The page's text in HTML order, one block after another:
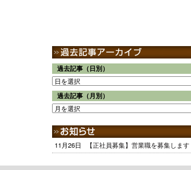
過去記事（日別）
過去記事（月別）
11月26日 【正社員募集】営業職を募集します